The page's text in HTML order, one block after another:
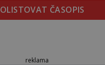
ČASOPIS
reklama